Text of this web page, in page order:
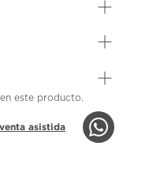
este producto.
asistida